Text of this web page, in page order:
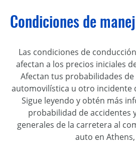
Condiciones de
Las condiciones de
afectan a los precios iniciales
Afectan tus probabilidades
automovilística u otro incidente
Sigue leyendo y obtén más
probabilidad de accidentes
generales de la carretera al
auto en Athens,